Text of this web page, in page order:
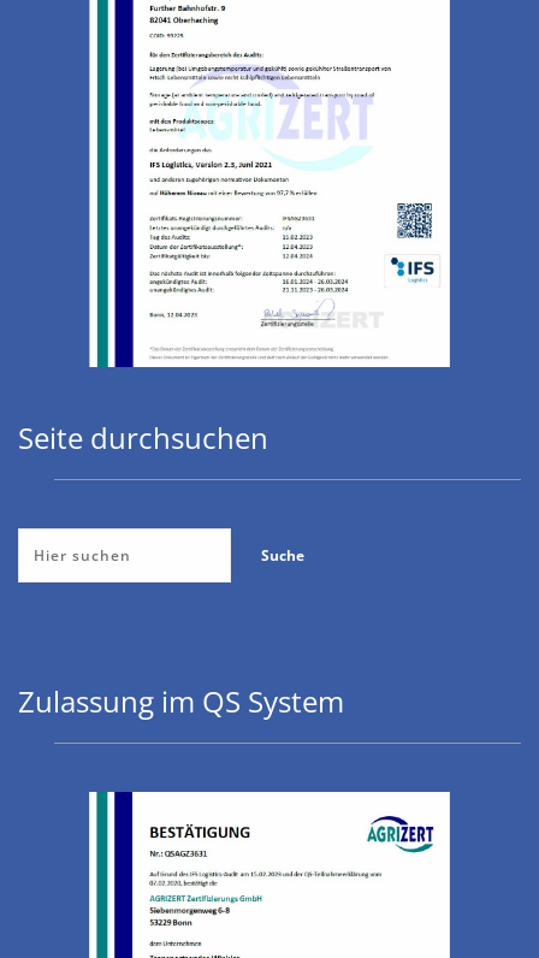
Seite durchsuchen
Zulassung im QS System